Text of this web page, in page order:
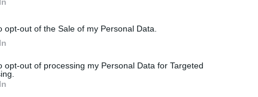
opt-out of the Sale of my Personal Data.
opt-out of processing my Personal Data for Targeted